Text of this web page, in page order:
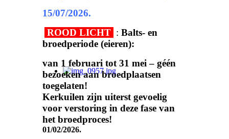
15/07/2026.
ROOD LICHT : Balts- en
broedperiode (eieren):
van 1 februari tot 31 mei – géén
bezoeken aan broedplaatsen
toegelaten!
Kerkuilen zijn uiterst gevoelig
voor verstoring in deze fase van
het broedproces!
01/02/2026.